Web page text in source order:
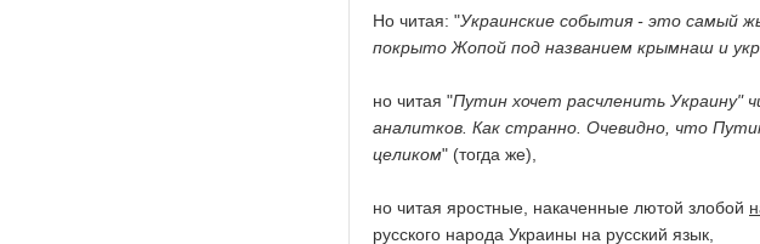
Но читая: "Украинские события - это самый
покрыто Жопой под названием крымнаш и
но читая "Путин хочет расчленить Украину"
аналитков. Как странно. Очевидно, что
целиком" (тогда же),
но читая яростные, накаченные лютой злобой
русского народа Украины на русский язык,